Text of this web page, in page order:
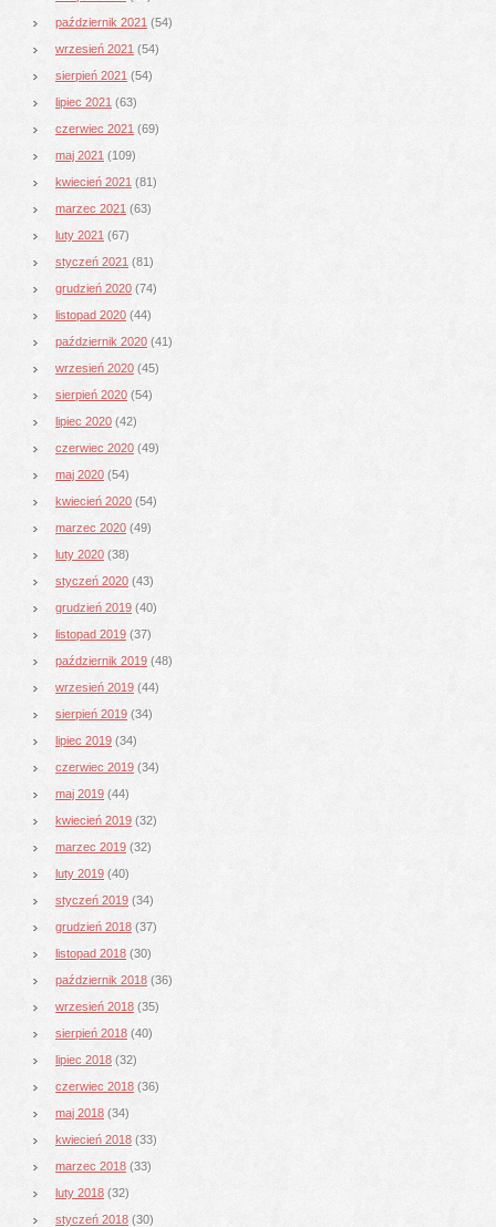
październik 2021 (54)
wrzesień 2021 (54)
sierpień 2021 (54)
lipiec 2021 (63)
czerwiec 2021 (69)
maj 2021 (109)
kwiecień 2021 (81)
marzec 2021 (63)
luty 2021 (67)
styczeń 2021 (81)
grudzień 2020 (74)
listopad 2020 (44)
październik 2020 (41)
wrzesień 2020 (45)
sierpień 2020 (54)
lipiec 2020 (42)
czerwiec 2020 (49)
maj 2020 (54)
kwiecień 2020 (54)
marzec 2020 (49)
luty 2020 (38)
styczeń 2020 (43)
grudzień 2019 (40)
listopad 2019 (37)
październik 2019 (48)
wrzesień 2019 (44)
sierpień 2019 (34)
lipiec 2019 (34)
czerwiec 2019 (34)
maj 2019 (44)
kwiecień 2019 (32)
marzec 2019 (32)
luty 2019 (40)
styczeń 2019 (34)
grudzień 2018 (37)
listopad 2018 (30)
październik 2018 (36)
wrzesień 2018 (35)
sierpień 2018 (40)
lipiec 2018 (32)
czerwiec 2018 (36)
maj 2018 (34)
kwiecień 2018 (33)
marzec 2018 (33)
luty 2018 (32)
styczeń 2018 (30)